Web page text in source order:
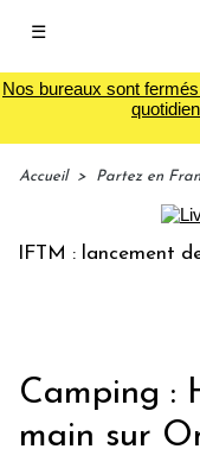
☰
Nos bureaux sont
Accueil > Partez en
: lancement des
Camping :
main sur